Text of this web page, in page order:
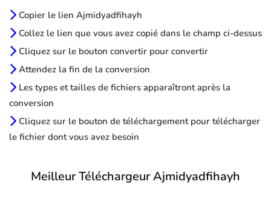
Copier le lien Ajmidyadfihayh
Collez le lien que vous avez copié dans le champ ci-dessus
Cliquez sur le bouton convertir pour convertir
Attendez la fin de la conversion
Les types et tailles de fichiers apparaîtront après la
conversion
Cliquez sur le bouton de téléchargement pour télécharger
le fichier dont vous avez besoin
Meilleur Téléchargeur Ajmidyadfihayh